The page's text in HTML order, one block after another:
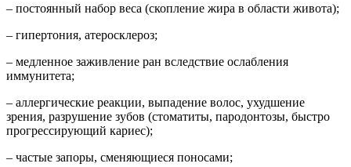
– постоянный набор веса (скопление жира в области живота);
– гипертония, атеросклероз;
– медленное заживление ран вследствие ослабления
иммунитета;
– аллергические реакции, выпадение волос, ухудшение
зрения, разрушение зубов (стоматиты, пародонтозы, быстро
прогрессирующий кариес);
– частые запоры, сменяющиеся поносами;